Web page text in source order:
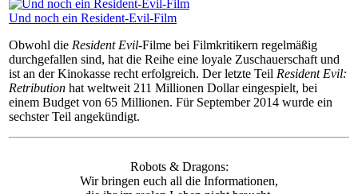
Und noch ein Resident-Evil-Film
Obwohl die Resident Evil-Filme bei Filmkritikern regelmäßig
durchgefallen sind, hat die Reihe eine loyale Zuschauerschaft und
ist an der Kinokasse recht erfolgreich. Der letzte Teil Resident Evil:
Retribution hat weltweit 211 Millionen Dollar eingespielt, bei
einem Budget von 65 Millionen. Für September 2014 wurde ein
sechster Teil angekündigt.
Robots & Dragons:
Wir bringen euch all die Informationen,